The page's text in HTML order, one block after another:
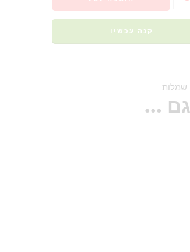
קנה עכשיו
שמלות
...